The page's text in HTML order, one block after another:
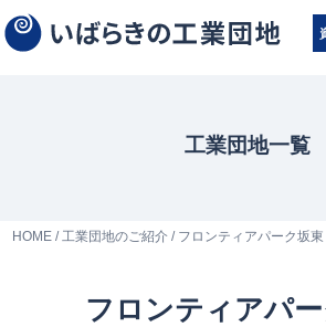
工業団地一覧
HOME /工業団地のご紹介 / フロンティアパーク坂東
フロンティアパ